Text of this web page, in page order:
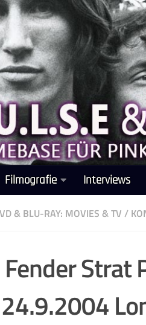
Filmografie Interviews
& BLU-RAY: MOVIES & TV /
Strat